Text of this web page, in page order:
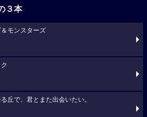
３本
＆モンスターズ
丘で、君とまた出会いたい。